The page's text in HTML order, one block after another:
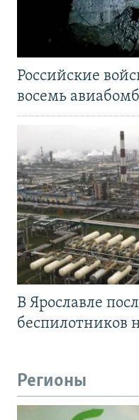
Российские
восемь авиабомб
В Ярославле
беспилотников
Регионы